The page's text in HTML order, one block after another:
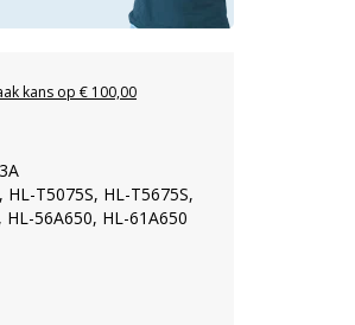
kans op € 100,00
HL-T5075S, HL-T5675S,
HL-56A650, HL-61A650